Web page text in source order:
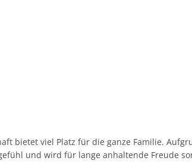
bietet viel Platz für die ganze Familie.
und wird für lange anhaltende Freude